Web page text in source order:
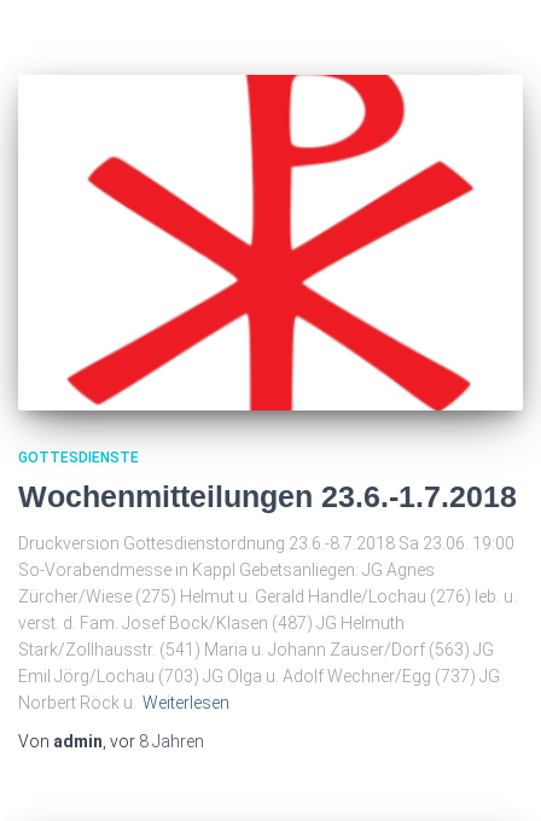
GOTTESDIENSTE
Wochenmitteilungen 23.6.-1.7.2018
Druckversion Gottesdienstordnung 23.6.-8.7.2018 Sa 23.06. 19:00
So-Vorabendmesse in Kappl Gebetsanliegen: JG Agnes
Zürcher/Wiese (275) Helmut u. Gerald Handle/Lochau (276) leb. u.
verst. d. Fam. Josef Bock/Klasen (487) JG Helmuth
Stark/Zollhausstr. (541) Maria u. Johann Zauser/Dorf (563) JG
Emil Jörg/Lochau (703) JG Olga u. Adolf Wechner/Egg (737) JG
Norbert Röck u. Weiterlesen
Von admin, vor 8 Jahren